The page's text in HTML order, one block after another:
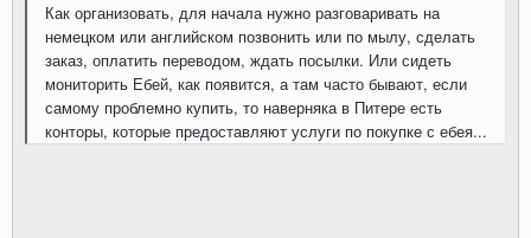
Как организовать, для начала нужно разговаривать на
немецком или английском позвонить или по мылу, сделать
заказ, оплатить переводом, ждать посылки. Или сидеть
мониторить Ебей, как появится, а там часто бывают, если
самому проблемно купить, то наверняка в Питере есть
конторы, которые предоставляют услуги по покупке с ебея...